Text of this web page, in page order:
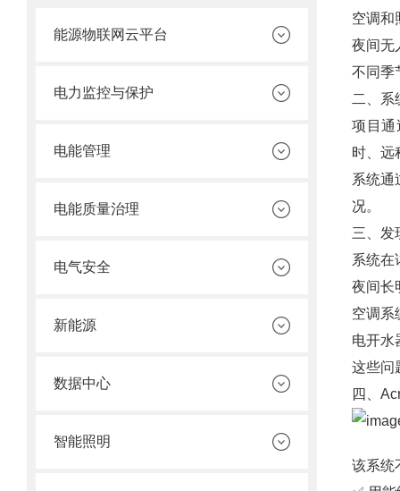
能源物联网云平台
电力监控与保护
电能管理
电能质量治理
电气安全
新能源
数据中心
智能照明
空调和
夜间无
不同季
二、系
项目通
时、远
系统通
况。
三、发
系统在
夜间长
空调系
电开水
这些问
四、
该系统